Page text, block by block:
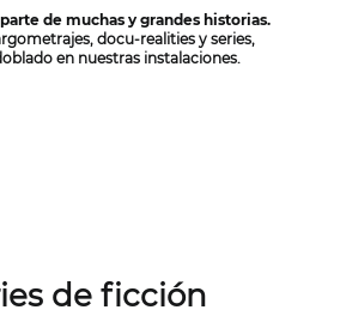
de muchas y grandes historias.
docu-realities y series,
en nuestras instalaciones.
de ficción